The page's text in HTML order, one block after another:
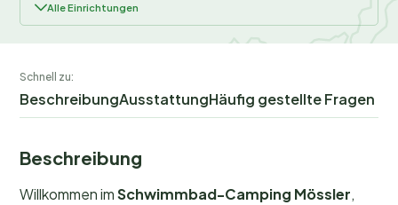
Alle Einrichtungen
Schnell zu:
BeschreibungAusstattungHäufig gestellte Fragen
Beschreibung
Willkommen imSchwimmbad-Camping Mössler,